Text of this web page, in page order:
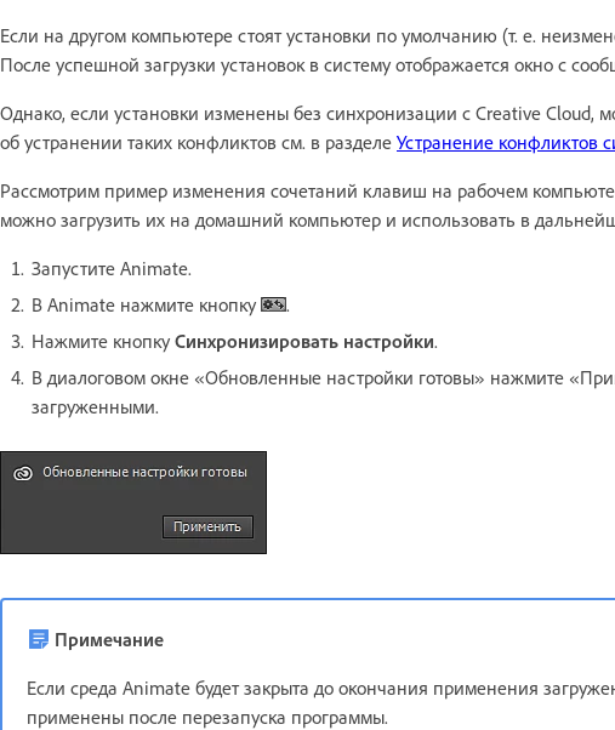
Если на другом компьютере стоят установки по умолчанию (т. е.
После успешной загрузки установок в систему отображается окно с
Однако, если установки изменены без синхронизации с Creative Cloud,
об устранении таких конфликтов см. в разделе Устранение конфликтов
Рассмотрим пример изменения сочетаний клавиш на рабочем
можно загрузить их на домашний компьютер и использовать в
Запустите Animate.
В Animate нажмите кнопку
.
Нажмите кнопку Синхронизировать настройки.
В диалоговом окне «Обновленные настройки готовы» нажмите
загруженными.
Примечание
Если среда Animate будет закрыта до окончания применения
применены после перезапуска программы.